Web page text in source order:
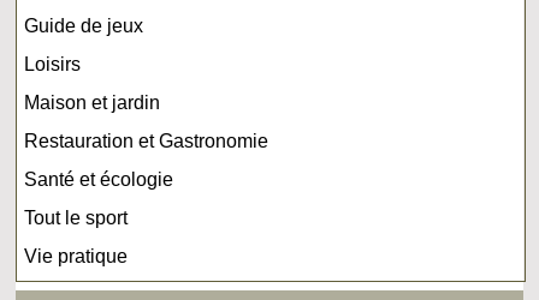
Guide de jeux
Loisirs
Maison et jardin
Restauration et Gastronomie
Santé et écologie
Tout le sport
Vie pratique